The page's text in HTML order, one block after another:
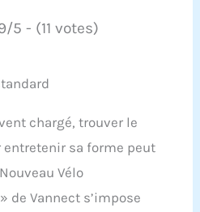
5 - (11 votes)
chargé, trouver le
entretenir sa forme peut
Vélo
de Vannect s’impose